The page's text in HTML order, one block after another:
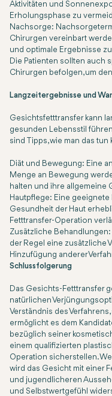
Aktivitäten und
Erholungsphase zu
Nachsorge:
Chirurgen vereinbart
und optimale Ergebnisse
Die Patienten sollten auch
Chirurgen befolgen, um
Langzeitergebnisse und
Gesichtsfetttransfer kann
gesunden Lebensstil
sind Tipps, wie man das tun
Diät und Bewegung: Eine
Menge an Bewegung
halten und ihre allgemeine
Hautpflege: Eine
Gesundheit der Haut
Fetttransfer-Operation
Zusätzliche
der Regel eine zusätzliche
Hinzufügung anderer
Schlussfolgerung
Das Gesichts-Fetttransfer
natürlichen
Verständnis des
ermöglicht es dem
bezüglich seiner
einem qualifizierten
Operation sicherstellen.
wird das Gesicht mit einer
und jugendlicheren
und Selbstwertgefühl